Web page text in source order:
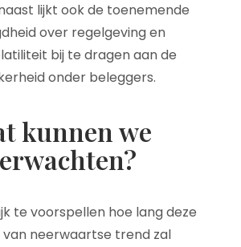
lijkt ook de toenemende
over regelgeving en
bij te dragen aan de
onder beleggers.
kunnen we
te voorspellen hoe lang deze
van neerwaartse trend zal